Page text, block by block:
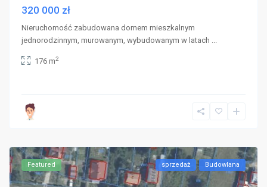
320 000 zł
Nieruchomość zabudowana domem mieszkalnym
jednorodzinnym, murowanym, wybudowanym w latach ...
176 m2
Featured sprzedaż Budowlana